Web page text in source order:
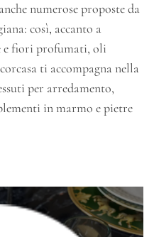
numerose proposte da
così, accanto a
e fiori profumati, oli
ti accompagna nella
per arredamento,
in marmo e pietre